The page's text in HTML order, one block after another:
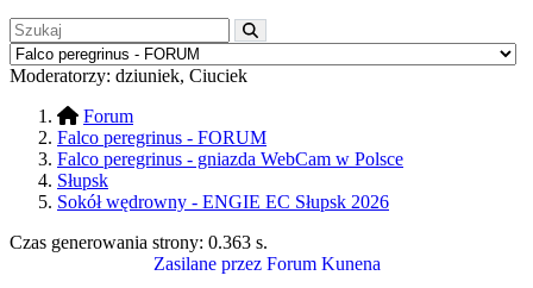
Moderatorzy: dziuniek, Ciuciek
Forum
Falco peregrinus - FORUM
Falco peregrinus - gniazda WebCam w Polsce
Słupsk
Sokół wędrowny - ENGIE EC Słupsk 2026
Czas generowania strony: 0.363 s.
Zasilane przez Forum Kunena